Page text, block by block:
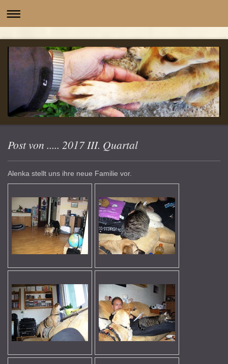
-
Post von ..... 2017 III. Quartal
Alenka stellt uns ihre neue Familie vor.